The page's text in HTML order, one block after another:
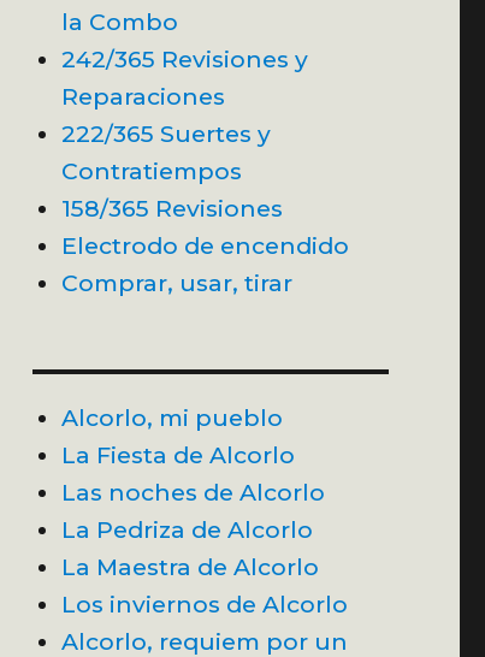
la Combo
242/365 Revisiones y
Reparaciones
222/365 Suertes y
Contratiempos
158/365 Revisiones
Electrodo de encendido
Comprar, usar, tirar
Alcorlo, mi pueblo
La Fiesta de Alcorlo
Las noches de Alcorlo
La Pedriza de Alcorlo
La Maestra de Alcorlo
Los inviernos de Alcorlo
Alcorlo, requiem por un